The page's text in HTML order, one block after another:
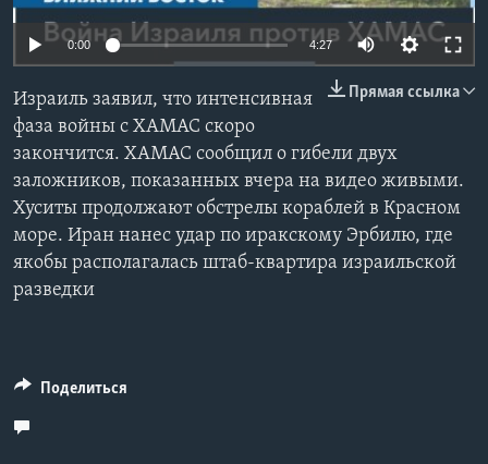
Learning English
СОЦИАЛЬНЫЕ СЕТИ
Языки
0:00 4:27
Прямая ссылка
Израиль заявил, что интенсивная
фаза войны с ХАМАС скоро
закончится. ХАМАС сообщил о гибели двух
заложников, показанных вчера на видео живыми.
Хуситы продолжают обстрелы кораблей в Красном
море. Иран нанес удар по иракскому Эрбилю, где
якобы располагалась штаб-квартира израильской
разведки
Поделиться